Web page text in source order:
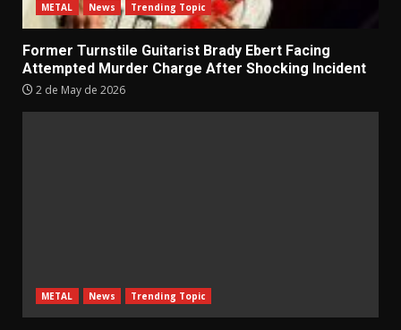
METAL News Trending Topic
Former Turnstile Guitarist Brady Ebert Facing
Attempted Murder Charge After Shocking Incident
2 de May de 2026
METAL News Trending Topic